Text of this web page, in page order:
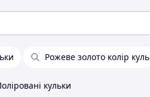
Рожеве золото колір куль
кульки